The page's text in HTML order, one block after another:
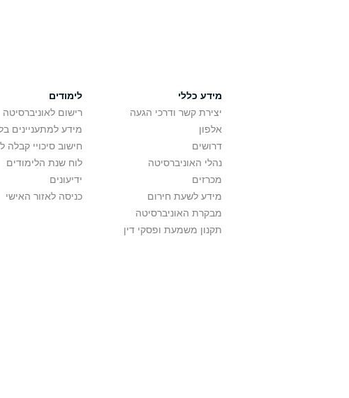
מידע כללי
יצירת קשר ודרכי הגעה
אלפון
דרושים
נהלי האוניברסיטה
מכרזים
מידע לשעת חירום
מבקרת האוניברסיטה
תקנון משמעת ופסקי דין
לימודים
רישום לאוניברסיטה
מידע למתעניינים
חישוב סיכויי קבלה
לוח שנת הלימודים
ידיעונים
כניסה לאזור האישי